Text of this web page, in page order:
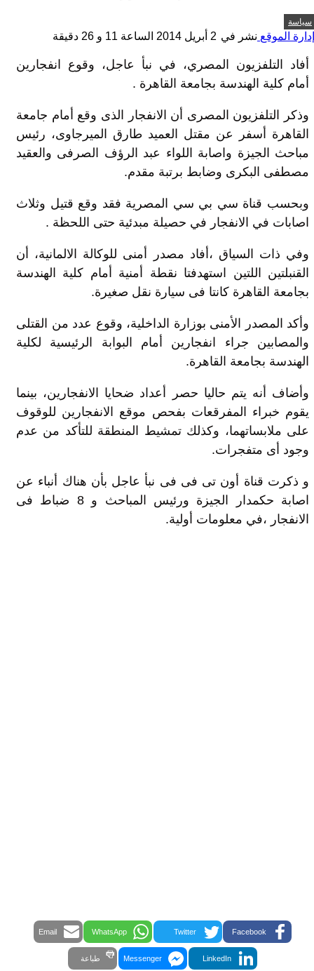
سياسة
إدارة الموقع نشر في 2 أبريل 2014 الساعة 11 و 26 دقيقة
أفاد التلفزيون المصري، في نبأ عاجل، وقوع انفجارين
أمام كلية الهندسة بجامعة القاهرة .
وذكر التلفزيون المصرى أن الانفجار الذى وقع أمام جامعة
القاهرة أسفر عن مقتل العميد طارق الميرجاوى، رئيس
مباحث الجيزة واصابة اللواء عبد الرؤف الصرفى والعقيد
مصطفى البكرى وضابط برتبة مقدم.
وبحسب قناة سي بي سي المصرية فقد وقع قتيل وثلاث
اصابات في الانفجار في حصيلة مبدئية حتى اللحظة .
وفي ذات السياق ،أفاد مصدر أمنى للوكالة الالمانية، أن
القنبلتين اللتين استهدفتا نقطة أمنية أمام كلية الهندسة
بجامعة القاهرة كانتا فى سيارة نقل صغيرة.
وأكد المصدر الأمنى بوزارة الداخلية، وقوع عدد من القتلى
والمصابين جراء انفجارين أمام البوابة الرئيسية لكلية
الهندسة بجامعة القاهرة.
وأضاف أنه يتم حاليا حصر أعداد ضحايا الانفجارين، بينما
يقوم خبراء المفرقعات بفحص موقع الانفجارين للوقوف
على ملابساتهما، وكذلك تمشيط المنطقة للتأكد من عدم
وجود أى متفجرات.
و ذكرت قناة أون تى فى فى نبأ عاجل بأن هناك أنباء عن
اصابة حكمدار الجيزة ورئيس المباحث و 8 ضباط فى
الانفجار ،في معلومات أولية.
Facebook
Twitter
WhatsApp
Email
LinkedIn
Messenger طباعة